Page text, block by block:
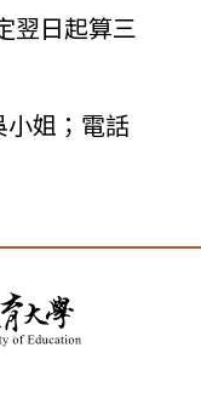
翌日起算三
姐；電話